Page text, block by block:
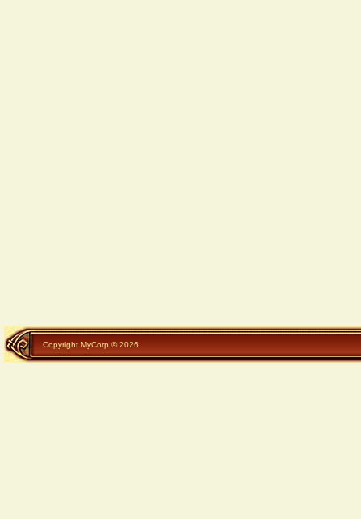
Copyright MyCorp © 2026